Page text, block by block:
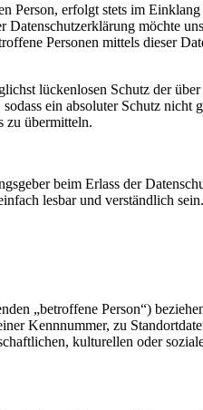
Person, erfolgt stets im
möchte
Personen mittels dieser
lückenlosen Schutz der über
ein absoluter Schutz nicht
zu übermitteln.
beim Erlass der
lesbar und verständlich
„betroffene Person“)
Kennnummer, zu
kulturellen oder